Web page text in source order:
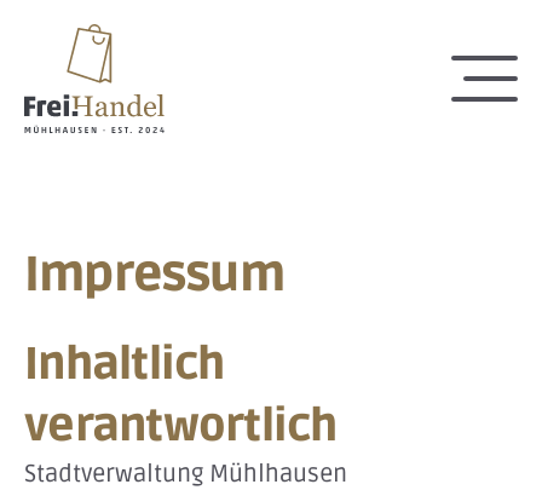
Impressum
Inhaltlich
verantwortlich
Stadtverwaltung Mühlhausen